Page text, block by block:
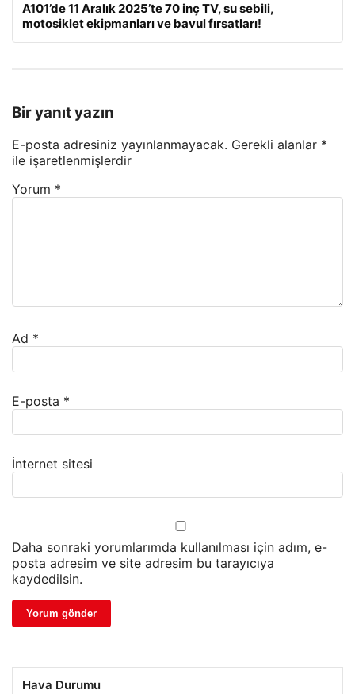
A101’de 11 Aralık 2025’te 70 inç TV, su sebili,
motosiklet ekipmanları ve bavul fırsatları!
Bir yanıt yazın
E-posta adresiniz yayınlanmayacak. Gerekli alanlar *
ile işaretlenmişlerdir
Yorum *
Ad *
E-posta *
İnternet sitesi
Daha sonraki yorumlarımda kullanılması için adım, e-
posta adresim ve site adresim bu tarayıcıya
kaydedilsin.
Hava Durumu